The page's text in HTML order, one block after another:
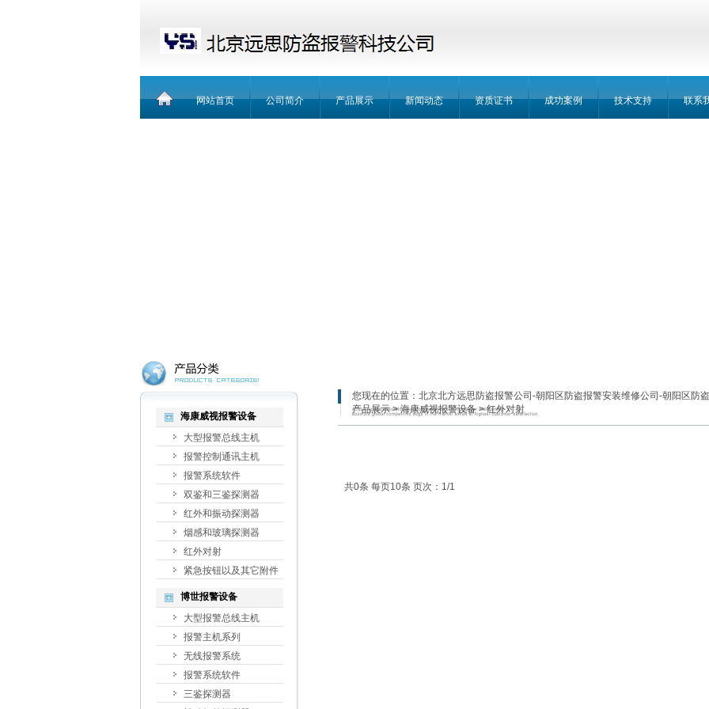
网站首页 公司简介 产品展示 新闻动态 资质证书 成功案例 技术支持 联系
海康威视报警设备
大型报警总线主机
报警控制通讯主机
报警系统软件
双鉴和三鉴探测器
红外和振动探测器
烟感和玻璃探测器
红外对射
紧急按钮以及其它附件
博世报警设备
大型报警总线主机
报警主机系列
无线报警系统
报警系统软件
三鉴探测器
共0条 每页10条 页次：1/1
您现在的位置： 北京北方远思防盗报警公司-朝阳区防盗报警安装维修公司-朝阳区防
产品展示>海康威视报警设备>红外对射